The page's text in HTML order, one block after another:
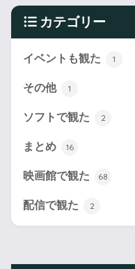
カテゴリー
イベントも観た 1
その他 1
ソフトで観た 2
まとめ 16
映画館で観た 68
配信で観た 2